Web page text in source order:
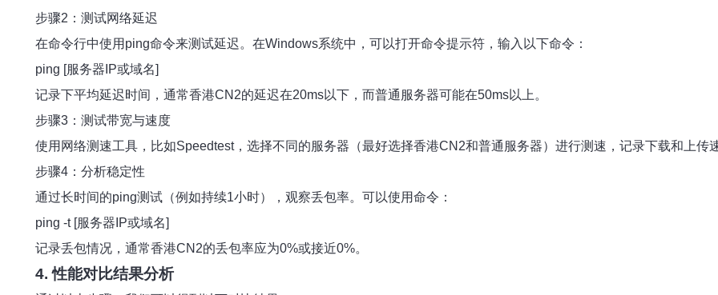
步骤2：测试网络延迟
在命令行中使用ping命令来测试延迟。在Windows系统中，可以打开命令提示符，输入以下命令：
ping [服务器IP或域名]
记录下平均延迟时间，通常香港CN2的延迟在20ms以下，而普通服务器可能在50ms以上。
步骤3：测试带宽与速度
使用网络测速工具，比如Speedtest，选择不同的服务器（最好选择香港CN2和普通服务器）进行测速，记录下载和上传
步骤4：分析稳定性
通过长时间的ping测试（例如持续1小时），观察丢包率。可以使用命令：
ping -t [服务器IP或域名]
记录丢包情况，通常香港CN2的丢包率应为0%或接近0%。
4. 性能对比结果分析